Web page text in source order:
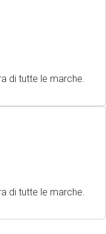
di tutte le marche.
di tutte le marche.